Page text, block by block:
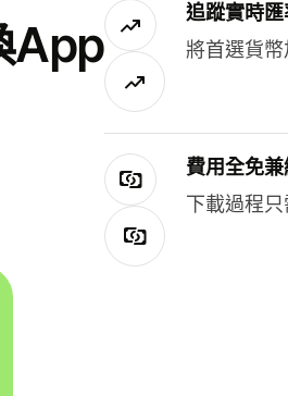
App
追蹤實時匯
將首選貨
費用全免
下載過程